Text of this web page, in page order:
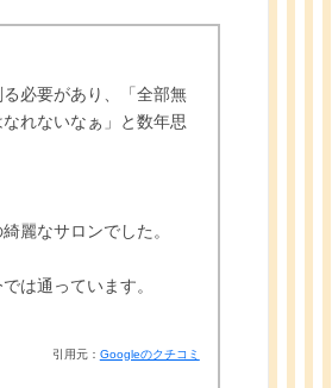
必要があり、「全部無
れないなぁ」と数年思
麗なサロンでした。
は通っています。
引用元： Googleのクチコミ